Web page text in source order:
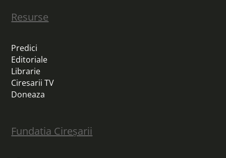
Resurse
Predici
Editoriale
Librarie
Ciresarii TV
Doneaza
Fundatia Cireșarii